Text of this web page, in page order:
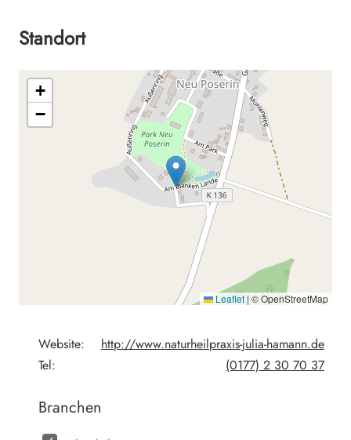
Standort
+
−
Leaflet | © OpenStreetMap
Website:
http://www.naturheilpraxis-julia-hamann.de
Tel:
(0177) 2 30 70 37
Branchen